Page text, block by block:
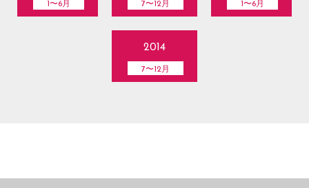
1〜6月 7〜12月 1〜6月
2014
7〜12月